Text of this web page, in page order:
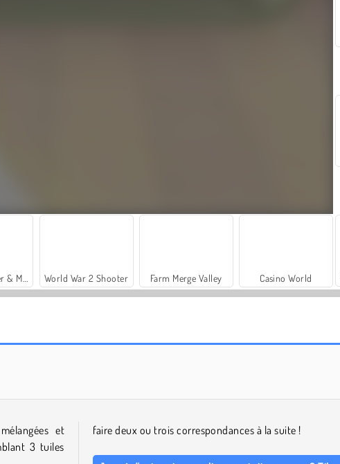
World War 2 Shooter Farm Merge Valley Casino World
et
3 tuiles
faire deux ou trois correspondances à la suite !